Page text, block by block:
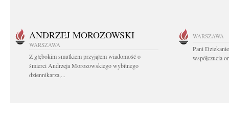
ANDRZEJ MOROZOWSKI
WARSZAWA
Z głębokim smutkiem przyjąłem wiadomość o
śmierci Andrzeja Morozowskiego wybitnego
dziennikarza,...
WARSZAWA
Pani
współczucia